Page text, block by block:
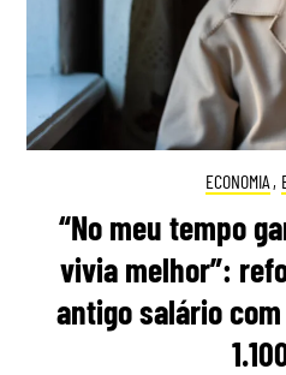
ECONOMIA ,
“No meu tempo
vivia melhor”:
antigo salário